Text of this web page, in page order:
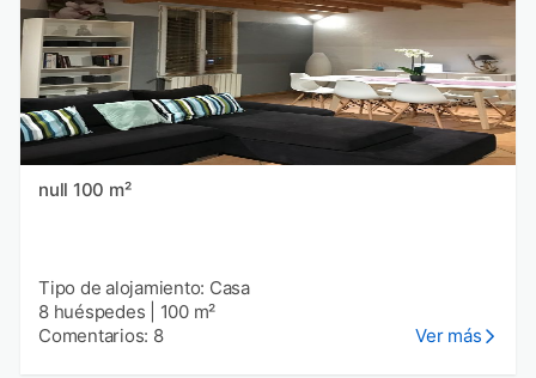
null 100 m²
Tipo de alojamiento: Casa
8 huéspedes
100 m²
Comentarios: 8
Ver más